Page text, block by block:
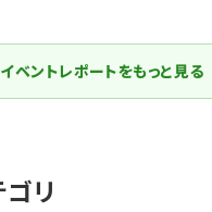
イベントレポートをもっと見る